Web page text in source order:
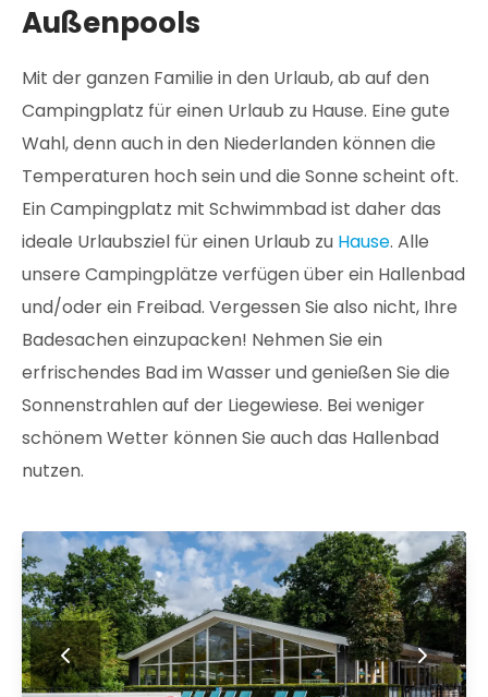
Außenpools
Mit der ganzen Familie in den Urlaub, ab auf den
Campingplatz für einen Urlaub zu Hause. Eine gute
Wahl, denn auch in den Niederlanden können die
Temperaturen hoch sein und die Sonne scheint oft.
Ein Campingplatz mit Schwimmbad ist daher das
ideale Urlaubsziel für einen Urlaub zu Hause. Alle
unsere Campingplätze verfügen über ein Hallenbad
und/oder ein Freibad. Vergessen Sie also nicht, Ihre
Badesachen einzupacken! Nehmen Sie ein
erfrischendes Bad im Wasser und genießen Sie die
Sonnenstrahlen auf der Liegewiese. Bei weniger
schönem Wetter können Sie auch das Hallenbad
nutzen.